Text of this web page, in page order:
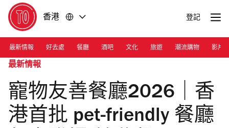
香港 登記
最新情報 好去處 餐廳 酒吧 文化 旅遊 潮流購物 影片
最新情報
寵物友善餐廳2026｜香
港首批 pet-friendly 餐廳